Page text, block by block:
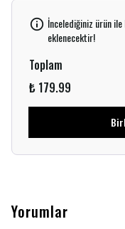
İncelediğiniz ürün
eklenecektir!
Toplam
₺ 179.99
Yorumlar